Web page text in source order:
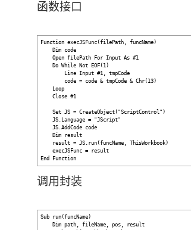
函数接口
Function execJSFunc(filePath, funcName)
Dim code
Open filePath For Input As #1
Do While Not EOF(1)
Line Input #1, tmpCode
code = code & tmpCode & Chr(13)
Loop
Close #1
Set JS = CreateObject("ScriptControl")
JS.Language = "JScript"
JS.AddCode code
Dim result
result = JS.run(funcName, ThisWorkbook)
execJSFunc = result
End Function
调用封装
Sub run(funcName)
Dim path, fileName, pos, result